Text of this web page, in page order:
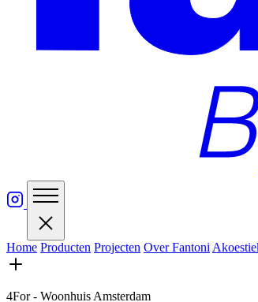
Home Producten Projecten Over Fantoni
4For - Woonhuis Amsterdam